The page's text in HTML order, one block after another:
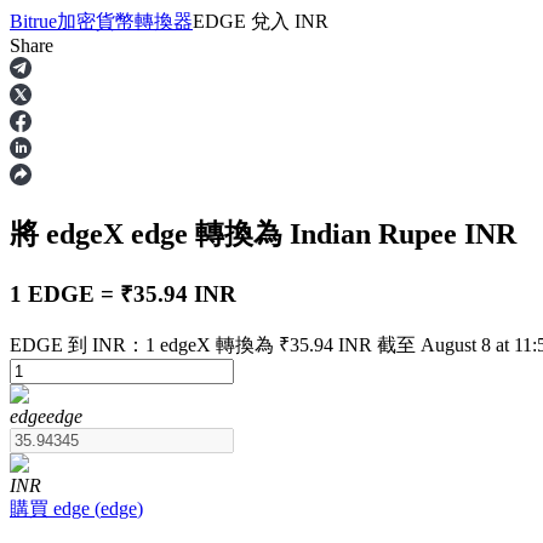
合約
USDT永續
多種以USDT結算的永續合約
Bitrue加密貨幣轉換器EDGE 兌入 INR
Share
將 edgeX edge 轉換為 Indian Rupee INR
1 EDGE = ₹35.94 INR
EDGE 到 INR：1 edgeX 轉換為 ₹35.94 INR 截至 August 8 at
edgeedge
INR
購買 edge (edge)